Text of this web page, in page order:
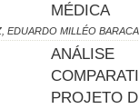
MÉDICA
EDUARDO MILLÉO
ANÁLISE
PROJETO